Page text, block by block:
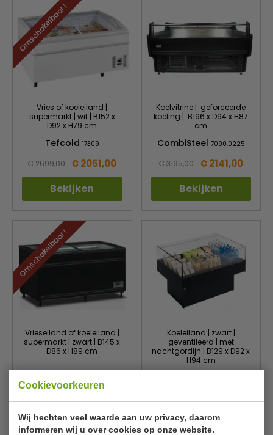
Cookievoorkeuren
Wij hechten veel waarde aan uw privacy, daarom
informeren wij u over cookies op onze website.
Omschakelbaar !
Vries of koeleiland |
supermarkt | wit | B152 x
D92 x H79 cm
Tefcold 17309
€ 2699,00 € 2051,00
Bekijken
Koelvitrine | geforceerde
koeling | B196 x D94 x H87
cm
CombiSteel 7090.0225
€ 3195,00 € 2141,00
Bekijken
Omschakelbaar !
Vrieseiland of koeleiland |
supermarkt | zwart | B145 x
D86 x H89 cm
Bekijken
Koeleiland | zwart |
geventileerd | met
nachtgordijn | B129 x D92 x
H94 cm
Bekijken